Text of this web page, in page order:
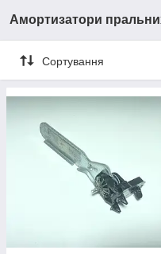
Амортизатори
Сортування